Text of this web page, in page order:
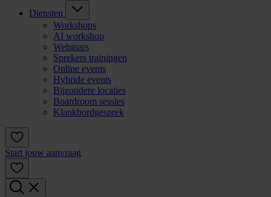
Diensten
Workshops
AI workshop
Webinars
Sprekers trainingen
Online events
Hybride events
Bijzondere locaties
Boardroom sessies
Klankbordgesprek
Start jouw aanvraag